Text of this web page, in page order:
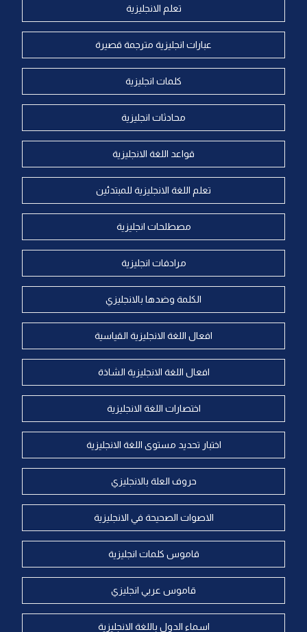
تعلم الانجليزية
عبارات انجليزية مترجمة قصيرة
كلمات انجليزية
محادثات انجليزية
قواعد اللغة الانجليزية
تعلم اللغة الانجليزية للمبتدئين
مصطلحات انجليزية
مرادفات انجليزية
الكلمة وضدها بالانجليزي
افعال اللغة الانجليزية القياسية
افعال اللغة الانجليزية الشاذة
اختصارات اللغة الانجليزية
اختبار تحديد مستوى اللغة الانجليزية
حروف العلة بالانجليزي
الاصوات الصحيحة في الانجليزية
قاموس كلمات انجليزية
قاموس عربي انجليزي
اسماء الدول باللغة الانجليزية